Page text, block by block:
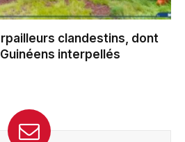
clandestins, dont
interpellés